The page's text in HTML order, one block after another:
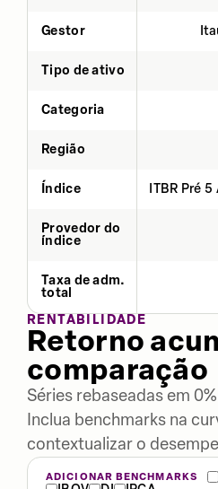
Gestor
Tipo de ativo
Categoria
Região
Índice ITBR Pré
Provedor do
índice
Taxa de adm.
total
RENTABILIDADE
Retorno
comparação
Séries rebaseadas em
Inclua benchmarks na
contextualizar o
ADICIONAR BENCHMARKS